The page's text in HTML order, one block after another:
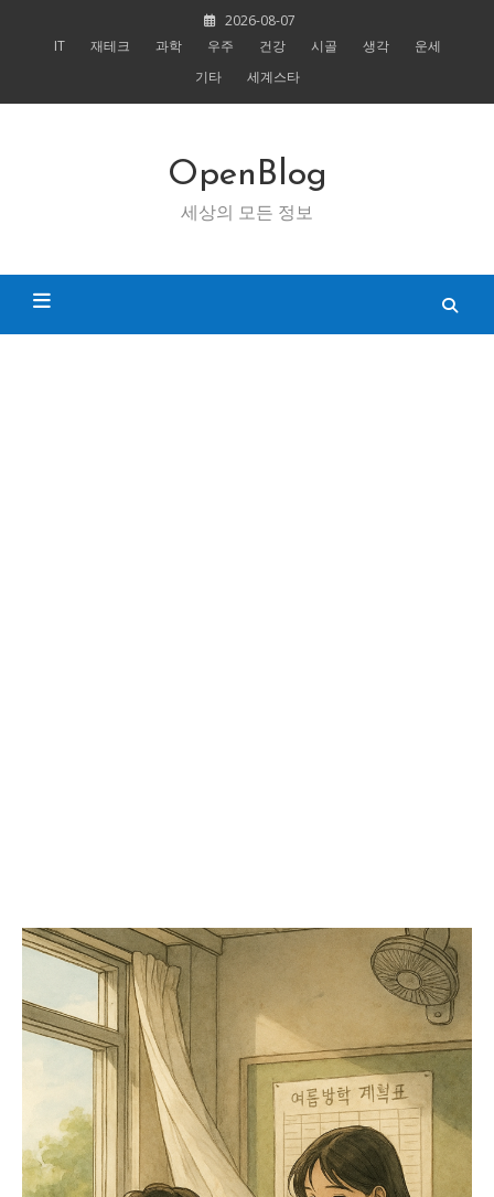
2026-08-07
IT
재테크 과학 우주 건강 시골 생각
운세
기타
세계스타
OpenBlog
세상의 모든 정보